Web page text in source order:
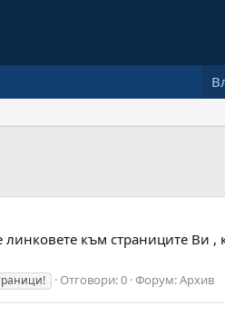
към страниците Ви
Отговори: 0 Форум:Архив